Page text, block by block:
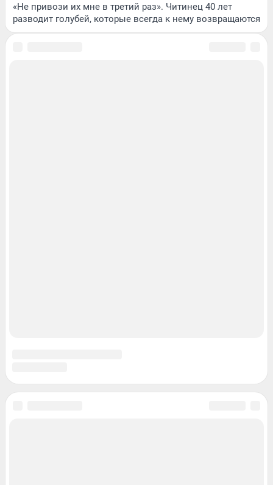
«Не привози их мне в третий раз». Читинец 40 лет
разводит голубей, которые всегда к нему возвращаются